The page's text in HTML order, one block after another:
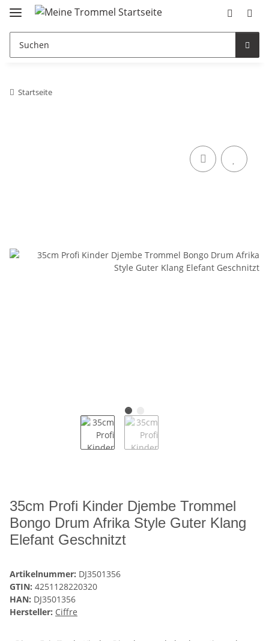
Startseite
35cm Profi Kinder Djembe Trommel
Bongo Drum Afrika Style Guter Klang
Elefant Geschnitzt
Artikelnummer: DJ3501356
GTIN: 4251128220320
HAN: DJ3501356
Hersteller: Ciffre